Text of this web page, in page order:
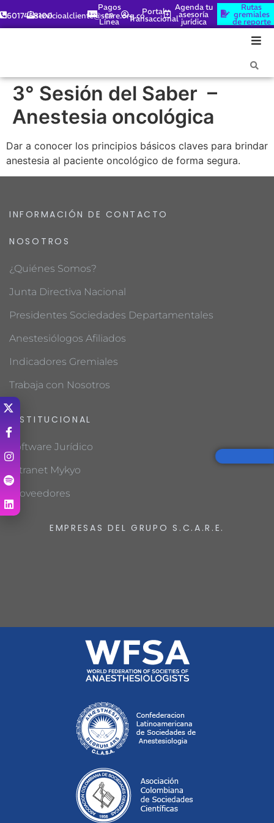
6017448100servicioalcliente@scare.org.co
Pagos
en
Línea
Portal
Transaccional
Agenda tu
asesoría
jurídica
Rutas
gremiales
de reporte
3° Sesión del Saber –
Anestesia oncológica
Dar a conocer los principios básicos claves para brindar
anestesia al paciente oncológico de forma segura.
INFORMACIÓN DE CONTACTO
NOSOTROS
¿Quiénes Somos?
Junta Directiva Nacional
Presidentes Sociedades Departamentales
Anestesiólogos Afiliados
Indicadores Gremiales
Trabaja con Nosotros
INSTITUCIONAL
Software Jurídico
Intranet Mykyo
Proveedores
EMPRESAS DEL GRUPO S.C.A.R.E.